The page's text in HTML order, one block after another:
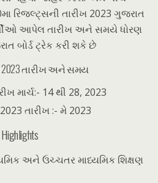
રિજલ્ટ્સની તારીખ 2023 ગુજરાત
આપેલ તારીખ અને સમયે ધોરણ
બોર્ડ ટ્રેક કરી શકે છે
2023 તારીખ અને સમય
માર્ચ:- 14 થી 28, 2023
તારીખ :- મે 2023
અને ઉચ્ચતર માધ્યમિક શિક્ષણ